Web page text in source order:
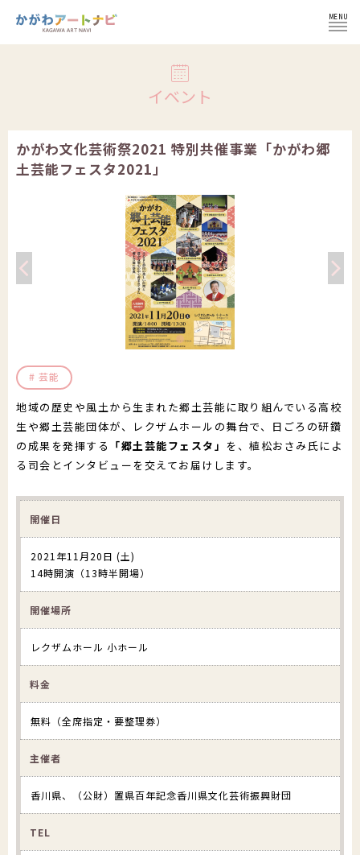
MENU
ログイン
NEWS
インフォメーション
イベント登録の流れ
会員登録せずにイベント登録
郵送でのイベント登録
施設紹介
文化芸術団体登録の流れ
香川漆芸作家＆知事表彰受賞者・団体
公演・行事一覧
かがわアート塾
ポスター原画募集
助成制度
文化芸術振興活動費助成金
讃岐の伝統文化保存振興枠
財団について
置県財団について
沿革・定款
予算決算
事業概要
役員紹介
役員報酬
SNS運用ポリシー
はじめての方
このサイトについて
かがわ文化芸術祭
beyond2020
イベント
かがわ文化芸術祭2021 特別共催事業「かがわ郷
土芸能フェスタ2021」
芸能
地域の歴史や風土から生まれた郷土芸能に取り組んでいる高校
生や郷土芸能団体が、レクザムホールの舞台で、日ごろの研鑽
の成果を発揮する 「郷土芸能フェスタ」 を、植松おさみ氏によ
る司会とインタビューを交えてお届けします。
開催日
2021年11月20日 (土)
14時開演（13時半開場）
開催場所
レクザムホール 小ホール
料金
無料（全席指定・要整理券）
主催者
香川県、（公財）置県百年記念香川県文化芸術振興財団
TEL